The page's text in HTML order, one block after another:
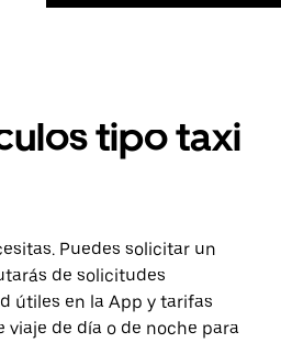
tipo taxi
Puedes solicitar un
de solicitudes
útiles en la App y tarifas
de día o de noche para